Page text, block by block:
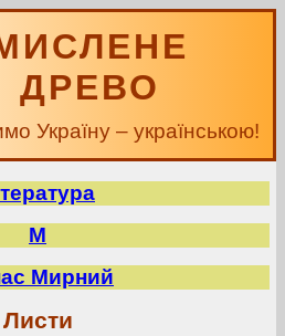
ДРЕВО
Україну – українською!
М
Мирний
Листи